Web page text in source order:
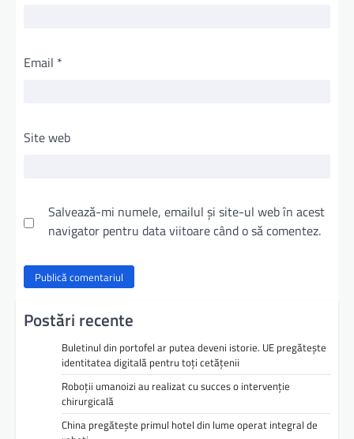
Email *
Site web
Salvează-mi numele, emailul și site-ul web în acest
navigator pentru data viitoare când o să comentez.
Postări recente
Buletinul din portofel ar putea deveni istorie. UE pregătește
identitatea digitală pentru toți cetățenii
Roboții umanoizi au realizat cu succes o intervenție
chirurgicală
China pregătește primul hotel din lume operat integral de